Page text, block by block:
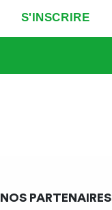
NOS PARTENAIRES